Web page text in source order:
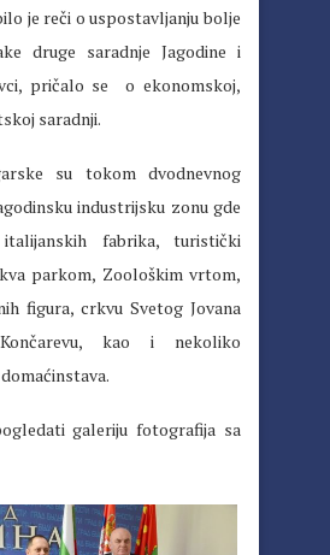
je reči o uspostavljanju bolje
druge saradnje Jagodine i
pričalo se o ekonomskoj,
saradnji.
su tokom dvodnevnog
industrijsku zonu gde
fabrika, turistički
parkom, Zoološkim vrtom,
figura, crkvu Svetog Jovana
kao i nekoliko
galeriju fotografija sa